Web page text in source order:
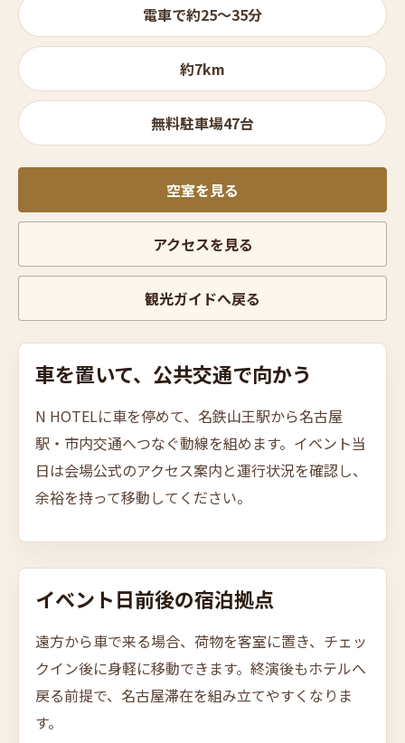
電車で約25〜35分
約7km
無料駐車場47台
空室を見る
アクセスを見る
観光ガイドへ戻る
車を置いて、 公共交通で向かう
N HOTELに車を停めて、名鉄山王駅から名古屋
駅・市内交通へつなぐ動線を組めます。イベント当
日は会場公式のアクセス案内と運行状況を確認し、
余裕を持って移動してください。
イベント日前後の宿泊拠点
遠方から車で来る場合、荷物を客室に置き、チェッ
クイン後に身軽に移動できます。終演後もホテルへ
戻る前提で、名古屋滞在を組み立てやすくなりま
す。